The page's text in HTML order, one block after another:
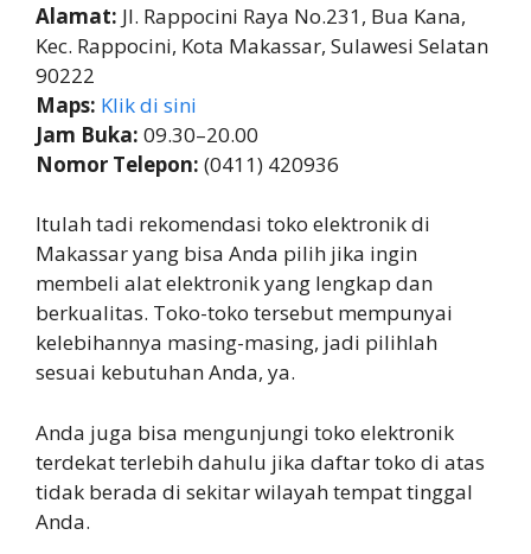
Alamat: Jl. Rappocini Raya No.231, Bua Kana,
Kec. Rappocini, Kota Makassar, Sulawesi Selatan
90222
Maps: Klik di sini
Jam Buka: 09.30–20.00
Nomor Telepon: (0411) 420936
Itulah tadi rekomendasi toko elektronik di
Makassar yang bisa Anda pilih jika ingin
membeli alat elektronik yang lengkap dan
berkualitas. Toko-toko tersebut mempunyai
kelebihannya masing-masing, jadi pilihlah
sesuai kebutuhan Anda, ya.
Anda juga bisa mengunjungi toko elektronik
terdekat terlebih dahulu jika daftar toko di atas
tidak berada di sekitar wilayah tempat tinggal
Anda.